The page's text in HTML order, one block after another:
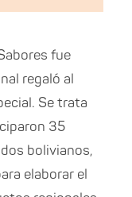
fue
regaló al
Se trata
35
bolivianos,
elaborar el